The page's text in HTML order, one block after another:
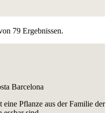
79 Ergebnissen.
Barcelona
Pflanze aus der Familie der